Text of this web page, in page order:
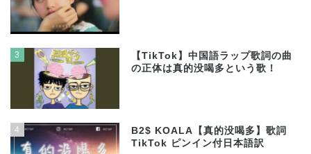
3
【TikTok】中国語ラップ歌詞の曲
の正体は真的没喝多という歌！
4
B2$ KOALA【真的没喝多】歌詞
TikTok ピンイン付日本語訳